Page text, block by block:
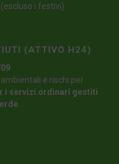
(escluso i festivi)
(ATTIVO H24)
e rischi per
i servizi ordinari gestiti